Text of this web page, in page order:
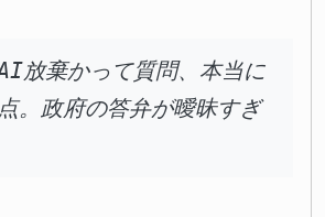
放棄かって質問、本当に
。政府の答弁が曖昧すぎ